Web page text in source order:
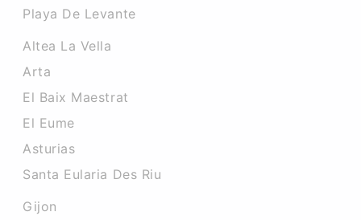
Playa De Levante
Altea La Vella
Arta
El Baix Maestrat
El Eume
Asturias
Santa Eularia Des Riu
Gijon